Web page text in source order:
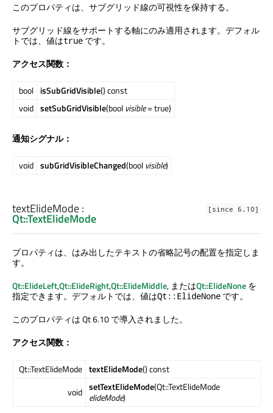
このプロパティは、サブグリッド線の可視性を保持する。
サブグリッド線をサポートする軸にのみ適用されます。デフォル
トでは、値はtrue です。
アクセス関数：
bool isSubGridVisible() const
void setSubGridVisible(bool visible= true)
通知シグナル：
void subGridVisibleChanged(bool visible)
[since 6.10]
textElideMode:
Qt::TextElideMode
プロパティは、はみ出したテキストの省略記号の配置を指定しま
す。
Qt::ElideLeft,Qt::ElideRight,Qt::ElideMiddle, またはQt::ElideNoneを
指定できます。デフォルトでは、値はQt::ElideNone です。
このプロパティは Qt 6.10 で導入されました。
アクセス関数：
Qt::TextElideMode textElideMode() const
void setTextElideMode(Qt::TextElideMode
elideMode)